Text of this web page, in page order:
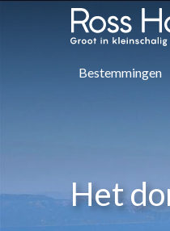
Bestemmingen
Het